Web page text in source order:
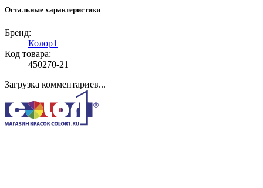
Остальные характеристики
Бренд:
Колор1
Код товара:
450270-21
Загрузка комментариев...